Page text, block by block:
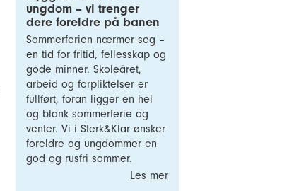
ungdom – vi trenger
dere foreldre på banen
Sommerferien nærmer seg –
en tid for fritid, fellesskap og
gode minner. Skoleåret,
arbeid og forpliktelser er
fullført, foran ligger en hel
og blank sommerferie og
venter. Vi i Sterk&Klar ønsker
foreldre og ungdommer en
god og rusfri sommer.
Les mer